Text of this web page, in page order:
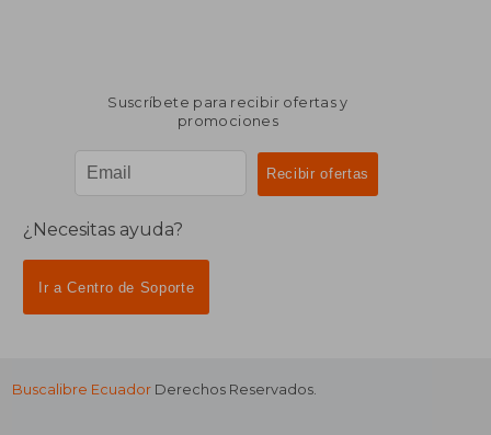
Suscríbete para recibir ofertas y
promociones
¿Necesitas ayuda?
Ir a Centro de Soporte
Buscalibre Ecuador Derechos Reservados.